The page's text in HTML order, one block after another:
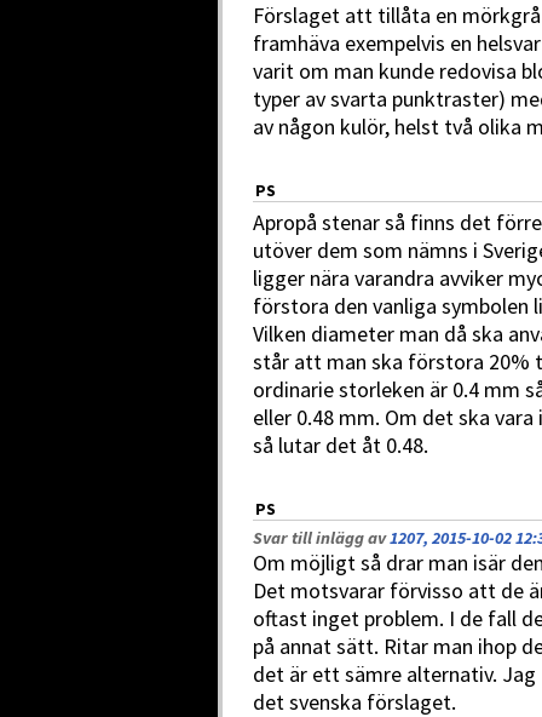
Förslaget att tillåta en
framhäva exempelvis en
varit om man kunde redovisa
typer av svarta punktraster)
av någon kulör, helst två olika
PS
Apropå stenar så finns det
utöver dem som nämns i
ligger nära varandra avviker
förstora den vanliga
Vilken diameter man då ska
står att man ska förstora 20%
ordinarie storleken är 0.4 mm
eller 0.48 mm. Om det ska
så lutar det åt 0.48.
PS
Svar till inlägg av1207, 2015-10-02
Om möjligt så drar man isär
Det motsvarar förvisso att de
oftast inget problem. I de fall
på annat sätt. Ritar man ihop
det är ett sämre alternativ.
det svenska förslaget.